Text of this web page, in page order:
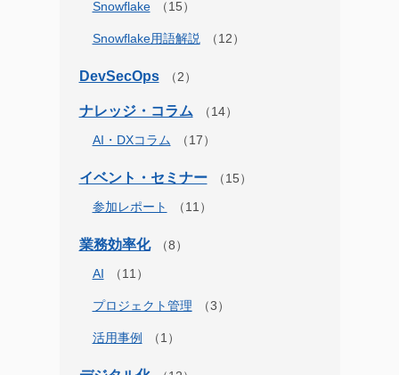
Snowflake
Snowflake用語解説
DevSecOps
ナレッジ・コラム
AI・DXコラム
イベント・セミナー
参加レポート
業務効率化
AI
プロジェクト管理
活用事例